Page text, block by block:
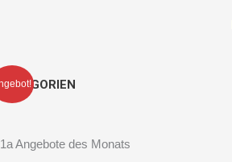
KATEGORIEN
1a Angebote des Monats